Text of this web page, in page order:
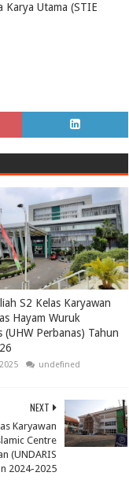
Karya Utama (STIE
S2 Kelas Karyawan
Hayam Wuruk
(UHW Perbanas) Tahun
undefined
NEXT
Karyawan
Centre
(UNDARIS
2024-2025